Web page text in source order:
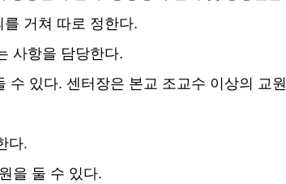
거쳐 따로 정한다.
사항을 담당한다.
수 있다. 센터장은 본교 조교수 이상의 교
다.
을 둘 수 있다.